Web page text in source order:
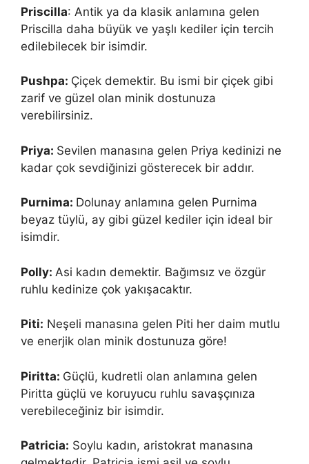
Priscilla: Antik ya da klasik anlamına gelen
Priscilla daha büyük ve yaşlı kediler için tercih
edilebilecek bir isimdir.
Pushpa: Çiçek demektir. Bu ismi bir çiçek gibi
zarif ve güzel olan minik dostunuza
verebilirsiniz.
Priya: Sevilen manasına gelen Priya kedinizi ne
kadar çok sevdiğinizi gösterecek bir addır.
Purnima: Dolunay anlamına gelen Purnima
beyaz tüylü, ay gibi güzel kediler için ideal bir
isimdir.
Polly: Asi kadın demektir. Bağımsız ve özgür
ruhlu kedinize çok yakışacaktır.
Piti: Neşeli manasına gelen Piti her daim mutlu
ve enerjik olan minik dostunuza göre!
Piritta: Güçlü, kudretli olan anlamına gelen
Piritta güçlü ve koruyucu ruhlu savaşçınıza
verebileceğiniz bir isimdir.
Patricia: Soylu kadın, aristokrat manasına